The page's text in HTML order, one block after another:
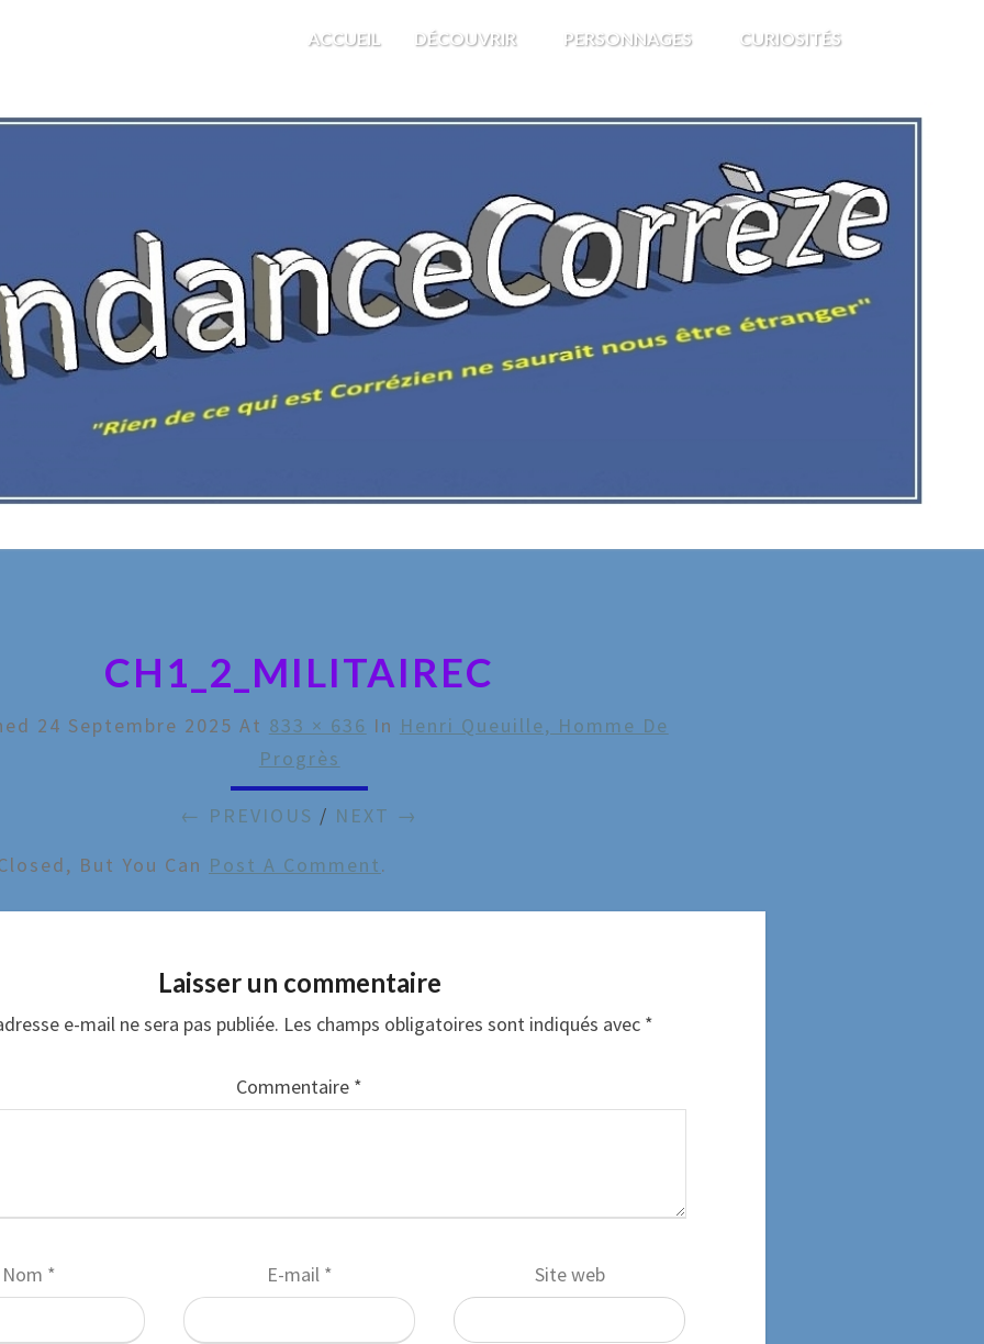
ACCUEIL DÉCOUVRIR PERSONNAGES CURIOSITÉS
CH1_2_MILITAIREC
24 Septembre 2025 At 833 × 636 In Henri Queuille, Homme De
Progrès
← PREVIOUS / NEXT →
But You Can Post A Comment.
Laisser un commentaire
e-mail ne sera pas publiée. Les champs obligatoires sont indiqués avec *
Commentaire *
Nom * E-mail * Site web